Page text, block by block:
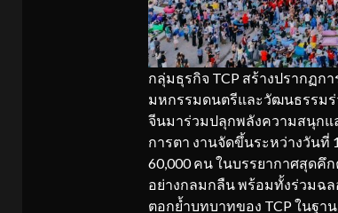
กลุ่มธุรกิจ TCP สร้างปรากฏกา
มหกรรมดนตรีและวัฒนธรรมร่
จีนมาร่วมปลุกพลังความสนุกแ
การตา งานจัดขึ้นระหว่างวันที่
60,000 คน ในบรรยากาศสุดคึ
อย่างกลมกลืน พร้อมทั้งร่วมฉ
ตอกย้ำบทบาทของ TCP ในฐา